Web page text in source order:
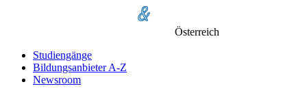
Österreich
Studiengänge
Bildungsanbieter A-Z
Newsroom